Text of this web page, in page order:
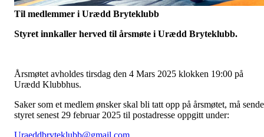
Til medlemmer i Urædd Bryteklubb
Styret innkaller herved til årsmøte i Urædd Bryteklubb.
Årsmøtet avholdes tirsdag den 4 Mars 2025 klokken 19:00 på
Urædd Klubbhus.
Saker som et medlem ønsker skal bli tatt opp på årsmøtet, må
styret senest 29 februar 2025 til postadresse oppgitt under: